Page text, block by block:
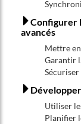
Configurer
avancés
Mettre
Garantir
Sécuriser
Utiliser
Planifier